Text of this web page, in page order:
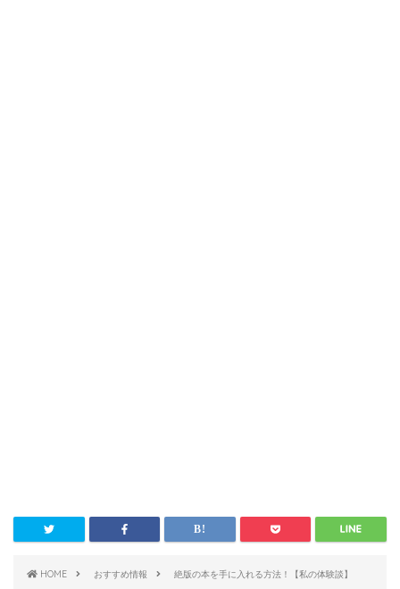
HOME おすすめ情報 絶版の本を手に入れる方法！【私の体験談】